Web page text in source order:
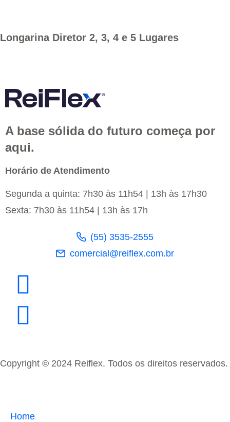
Longarina Diretor 2, 3, 4 e 5 Lugares
A base sólida do futuro começa por
aqui.
Horário de Atendimento
Segunda a quinta: 7h30 às 11h54 | 13h às 17h30
Sexta: 7h30 às 11h54 | 13h às 17h
(55) 3535-2555
comercial@reiflex.com.br
Copyright © 2024 Reiflex. Todos os direitos reservados.
Home